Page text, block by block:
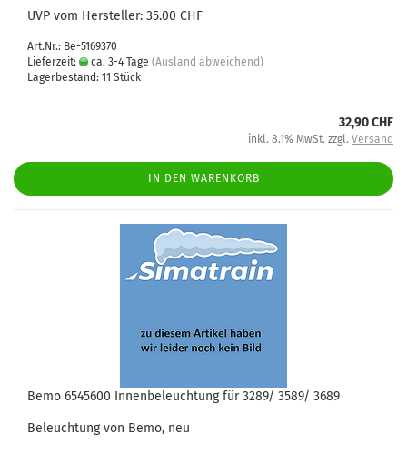
UVP vom Hersteller: 35.00 CHF
Art.Nr.: Be-5169370
Lieferzeit:
ca. 3-4 Tage (Ausland abweichend)
Lagerbestand: 11 Stück
32,90 CHF
inkl. 8.1% MwSt. zzgl. Versand
IN DEN WARENKORB
Bemo 6545600 Innenbeleuchtung für 3289/ 3589/ 3689
Beleuchtung von Bemo, neu